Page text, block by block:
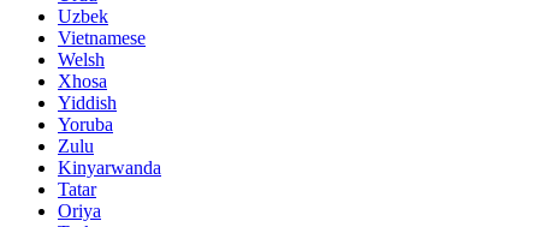
Uzbek
Vietnamese
Welsh
Xhosa
Yiddish
Yoruba
Zulu
Kinyarwanda
Tatar
Oriya